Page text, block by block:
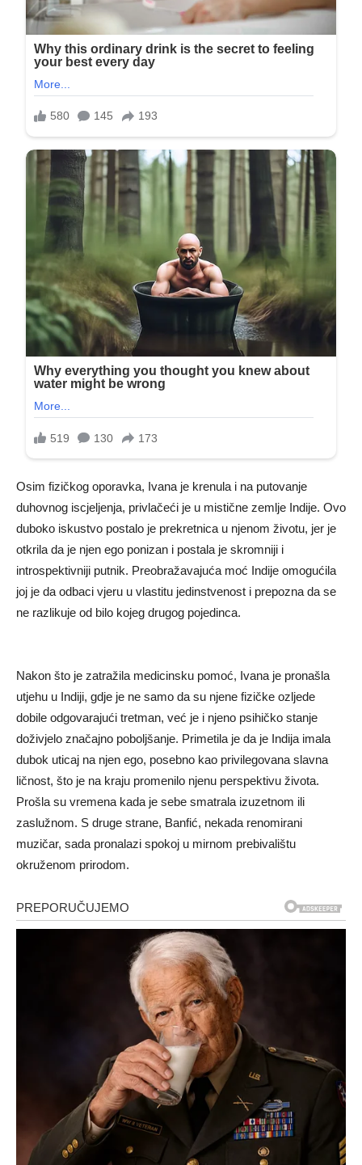
Osim fizičkog oporavka, Ivana je krenula i na putovanje
duhovnog iscjeljenja, privlačeći je u mistične zemlje Indije. Ovo
duboko iskustvo postalo je prekretnica u njenom životu, jer je
otkrila da je njen ego ponizan i postala je skromniji i
introspektivniji putnik. Preobražavajuća moć Indije omogućila
joj je da odbaci vjeru u vlastitu jedinstvenost i prepozna da se
ne razlikuje od bilo kojeg drugog pojedinca.
Nakon što je zatražila medicinsku pomoć, Ivana je pronašla
utjehu u Indiji, gdje je ne samo da su njene fizičke ozljede
dobile odgovarajući tretman, već je i njeno psihičko stanje
doživjelo značajno poboljšanje. Primetila je da je Indija imala
dubok uticaj na njen ego, posebno kao privilegovana slavna
ličnost, što je na kraju promenilo njenu perspektivu života.
Prošla su vremena kada je sebe smatrala izuzetnom ili
zaslužnom. S druge strane, Banfić, nekada renomirani
muzičar, sada pronalazi spokoj u mirnom prebivalištu
okruženom prirodom.